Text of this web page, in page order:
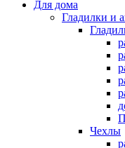
Для дома
Гладилки и
Чехлы